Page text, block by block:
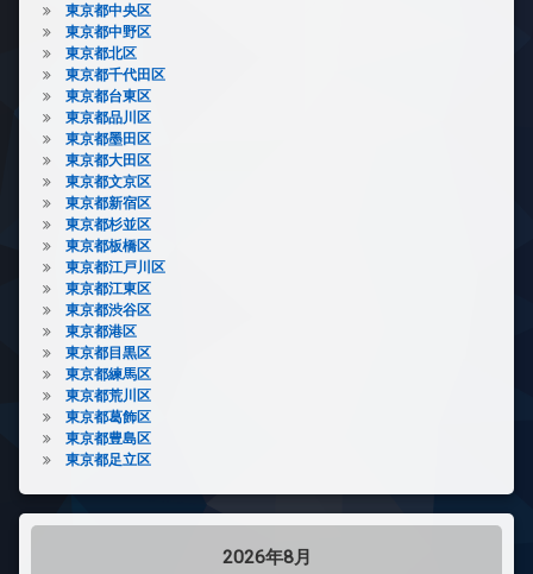
東京都中央区
東京都中野区
東京都北区
東京都千代田区
東京都台東区
東京都品川区
東京都墨田区
東京都大田区
東京都文京区
東京都新宿区
東京都杉並区
東京都板橋区
東京都江戸川区
東京都江東区
東京都渋谷区
東京都港区
東京都目黒区
東京都練馬区
東京都荒川区
東京都葛飾区
東京都豊島区
東京都足立区
2026年8月